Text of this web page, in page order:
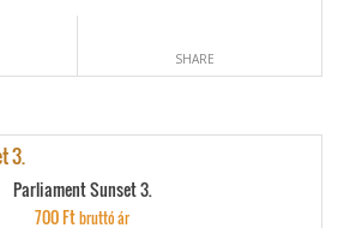
SHARE
Parliament Sunset 3.
700Ftbruttó ár